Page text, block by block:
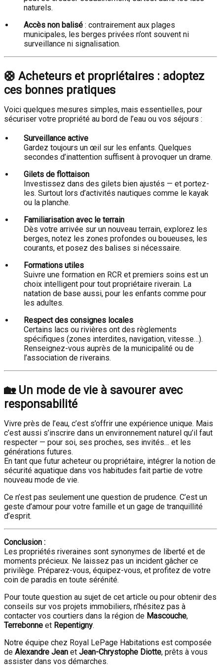
naturels.
Accès non balisé : contrairement aux plages
municipales, les berges privées n’ont souvent ni
surveillance ni signalisation.
🛟 Acheteurs et propriétaires : adoptez
ces bonnes pratiques
Voici quelques mesures simples, mais essentielles, pour
sécuriser votre propriété au bord de l’eau ou vos séjours :
Surveillance active
Gardez toujours un œil sur les enfants. Quelques
secondes d’inattention suffisent à provoquer un drame.
Gilets de flottaison
Investissez dans des gilets bien ajustés — et portez-
les. Surtout lors d’activités nautiques comme le kayak
ou la planche.
Familiarisation avec le terrain
Dès votre arrivée sur un nouveau terrain, explorez les
berges, notez les zones profondes ou boueuses, les
courants, et posez des balises si nécessaire.
Formations utiles
Suivre une formation en RCR et premiers soins est un
choix intelligent pour tout propriétaire riverain. La
natation de base aussi, pour les enfants comme pour
les adultes.
Respect des consignes locales
Certains lacs ou rivières ont des règlements
spécifiques (zones interdites, navigation, vitesse…).
Renseignez-vous auprès de la municipalité ou de
l’association de riverains.
🏡 Un mode de vie à savourer avec
responsabilité
Vivre près de l’eau, c’est s’offrir une expérience unique. Mais
c’est aussi s’inscrire dans un environnement naturel qu’il faut
respecter — pour soi, ses proches, ses invités… et les
générations futures.
En tant que futur acheteur ou propriétaire, intégrer la notion de
sécurité aquatique dans vos habitudes fait partie de votre
nouveau mode de vie.
Ce n’est pas seulement une question de prudence. C’est un
geste d’amour pour votre famille et un gage de tranquillité
d’esprit.
Conclusion :
Les propriétés riveraines sont synonymes de liberté et de
moments précieux. Ne laissez pas un incident gâcher ce
privilège. Préparez-vous, équipez-vous, et profitez de votre
coin de paradis en toute sérénité.
Pour toute question au sujet de cet article ou pour obtenir des
conseils sur vos projets immobiliers, n'hésitez pas à
contacter vos courtiers dans la région de Mascouche,
Terrebonne et Repentigny.
Notre équipe chez Royal LePage Habitations est composée
de Alexandre Jean et Jean-Chrystophe Diotte, prêts à vous
assister dans vos démarches.